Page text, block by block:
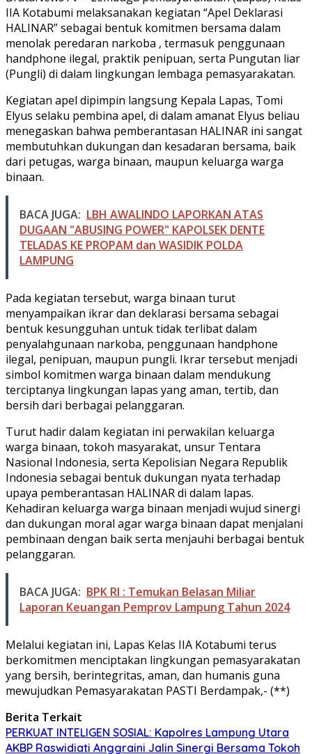
IIA Kotabumi melaksanakan kegiatan “Apel Deklarasi
HALINAR” sebagai bentuk komitmen bersama dalam
menolak peredaran narkoba , termasuk penggunaan
handphone ilegal, praktik penipuan, serta Pungutan liar
(Pungli) di dalam lingkungan lembaga pemasyarakatan.
Kegiatan apel dipimpin langsung Kepala Lapas, Tomi
Elyus selaku pembina apel, di dalam amanat Elyus beliau
menegaskan bahwa pemberantasan HALINAR ini sangat
membutuhkan dukungan dan kesadaran bersama, baik
dari petugas, warga binaan, maupun keluarga warga
binaan.
BACA JUGA: LBH AWALINDO LAPORKAN ATAS
DUGAAN "ABUSING POWER" KAPOLSEK DENTE
TELADAS KE PROPAM dan WASIDIK POLDA
LAMPUNG
Pada kegiatan tersebut, warga binaan turut
menyampaikan ikrar dan deklarasi bersama sebagai
bentuk kesungguhan untuk tidak terlibat dalam
penyalahgunaan narkoba, penggunaan handphone
ilegal, penipuan, maupun pungli. Ikrar tersebut menjadi
simbol komitmen warga binaan dalam mendukung
terciptanya lingkungan lapas yang aman, tertib, dan
bersih dari berbagai pelanggaran.
Turut hadir dalam kegiatan ini perwakilan keluarga
warga binaan, tokoh masyarakat, unsur Tentara
Nasional Indonesia, serta Kepolisian Negara Republik
Indonesia sebagai bentuk dukungan nyata terhadap
upaya pemberantasan HALINAR di dalam lapas.
Kehadiran keluarga warga binaan menjadi wujud sinergi
dan dukungan moral agar warga binaan dapat menjalani
pembinaan dengan baik serta menjauhi berbagai bentuk
pelanggaran.
BACA JUGA: BPK RI : Temukan Belasan Miliar
Laporan Keuangan Pemprov Lampung Tahun 2024
Melalui kegiatan ini, Lapas Kelas IIA Kotabumi terus
berkomitmen menciptakan lingkungan pemasyarakatan
yang bersih, berintegritas, aman, dan humanis guna
mewujudkan Pemasyarakatan PASTI Berdampak,- (**)
Berita Terkait
PERKUAT INTELIGEN SOSIAL: Kapolres Lampung Utara
AKBP Raswidiati Anggraini Jalin Sinergi Bersama Tokoh